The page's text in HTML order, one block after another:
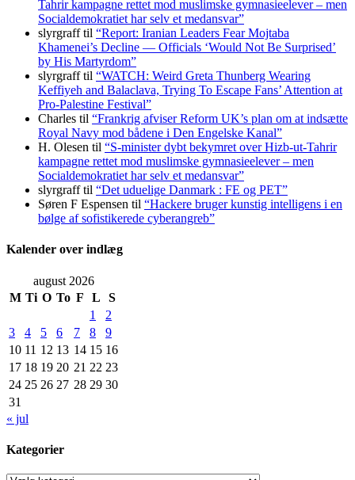
Tahrir kampagne rettet mod muslimske gymnasieelever – men
Socialdemokratiet har selv et medansvar”
slyrgrafftil “Report: Iranian Leaders Fear Mojtaba
Khamenei’s Decline — Officials ‘Would Not Be Surprised’
by His Martyrdom”
slyrgrafftil “WATCH: Weird Greta Thunberg Wearing
Keffiyeh and Balaclava, Trying To Escape Fans’ Attention at
Pro-Palestine Festival”
Charles til “Frankrig afviser Reform UK’s plan om at indsætte
Royal Navy mod bådene i Den Engelske Kanal”
H. Olesen til “S-minister dybt bekymret over Hizb-ut-Tahrir
kampagne rettet mod muslimske gymnasieelever – men
Socialdemokratiet har selv et medansvar”
slyrgrafftil “Det uduelige Danmark : FE og PET”
Søren F Espensen til “Hackere bruger kunstig intelligens i en
bølge af sofistikerede cyberangreb”
Kalender over indlæg
august 2026
M Ti O To F L
S
1
2
3
4 5 6 7 8
9
10 11 12 13 14 15 16
17 18 19 20 21 22 23
24 25 26 27 28 29 30
31
« jul
Kategorier